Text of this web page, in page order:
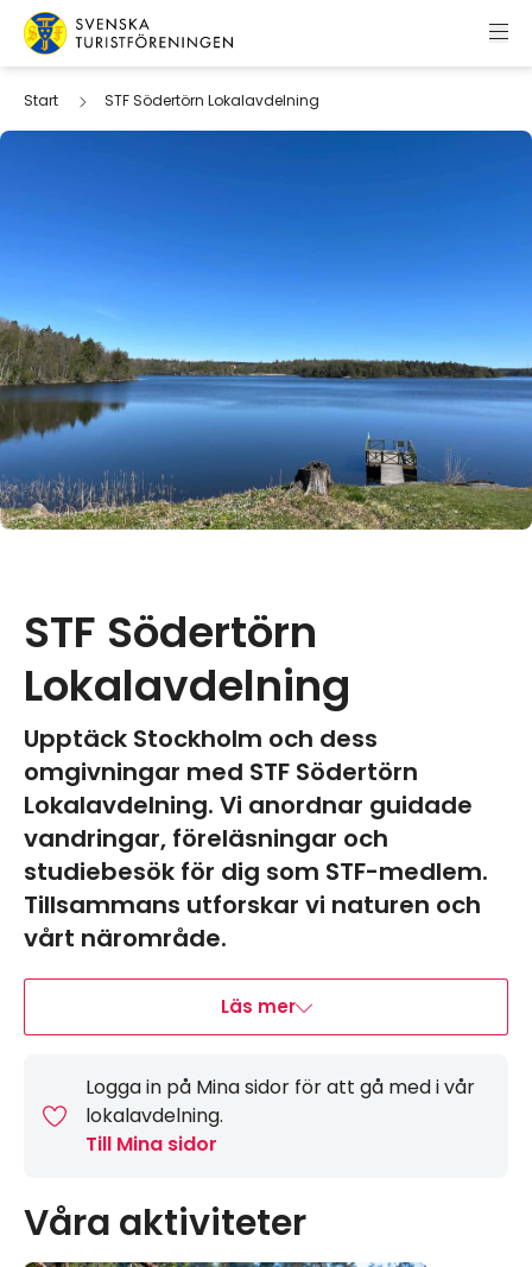
Hoppa till innehåll
Svenska Turistföreningen
Start STF Södertörn Lokalavdelning
STF Södertörn
Lokalavdelning
Upptäck Stockholm och dess
omgivningar med STF Södertörn
Lokalavdelning. Vi anordnar guidade
vandringar, föreläsningar och
studiebesök för dig som STF-medlem.
Tillsammans utforskar vi naturen och
vårt närområde.
Läs mer
Logga in på Mina sidor för att gå med i vår
lokalavdelning.
Till Mina sidor
Våra aktiviteter